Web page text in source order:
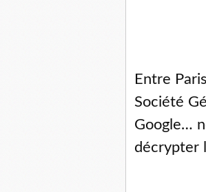
Entre
Société
Google…
décrypter